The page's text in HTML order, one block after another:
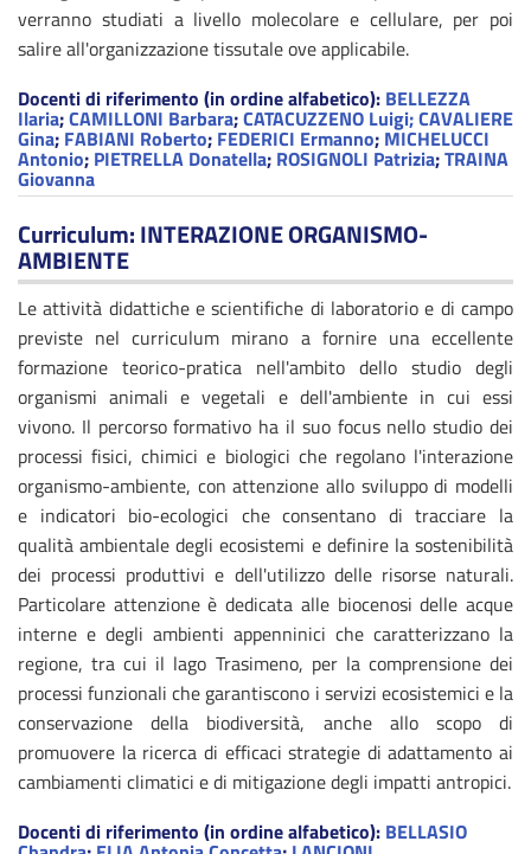
verranno studiati a livello molecolare e cellulare, per poi
salire all'organizzazione tissutale ove applicabile.
Docenti di riferimento (in ordine alfabetico): BELLEZZA
Ilaria;CAMILLONI Barbara;CATACUZZENO Luigi;CAVALIERE
Gina; FABIANI Roberto; FEDERICI Ermanno; MICHELUCCI
Antonio; PIETRELLA Donatella; ROSIGNOLI Patrizia;TRAINA
Giovanna
Curriculum: INTERAZIONE ORGANISMO-
AMBIENTE
Le attività didattiche e scientifiche di laboratorio e di campo
previste nel curriculum mirano a fornire una eccellente
formazione teorico-pratica nell'ambito dello studio degli
organismi animali e vegetali e dell'ambiente in cui essi
vivono. Il percorso formativo ha il suo focus nello studio dei
processi fisici, chimici e biologici che regolano l'interazione
organismo-ambiente, con attenzione allo sviluppo di modelli
e indicatori bio-ecologici che consentano di tracciare la
qualità ambientale degli ecosistemi e definire la sostenibilità
dei processi produttivi e dell'utilizzo delle risorse naturali.
Particolare attenzione è dedicata alle biocenosi delle acque
interne e degli ambienti appenninici che caratterizzano la
regione, tra cui il lago Trasimeno, per la comprensione dei
processi funzionali che garantiscono i servizi ecosistemici e la
conservazione della biodiversità, anche allo scopo di
promuovere la ricerca di efficaci strategie di adattamento ai
cambiamenti climatici e di mitigazione degli impatti antropici.
Docenti di riferimento (in ordine alfabetico): BELLASIO